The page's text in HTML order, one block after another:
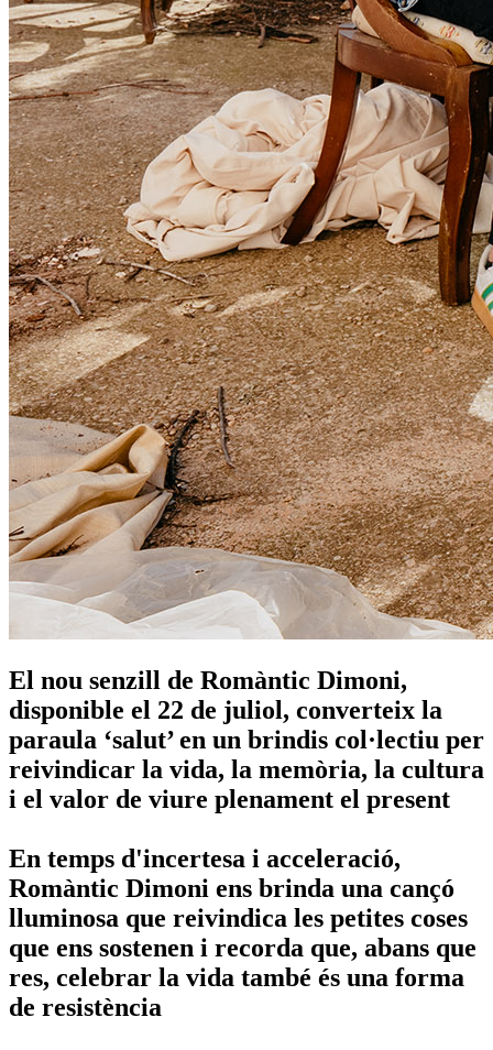
El nou senzill de Romàntic Dimoni,
disponible el 22 de juliol, converteix la
paraula ‘salut’ en un brindis col·lectiu per
reivindicar la vida, la memòria, la cultura
i el valor de viure plenament el present
En temps d'incertesa i acceleració,
Romàntic Dimoni ens brinda una cançó
lluminosa que reivindica les petites coses
que ens sostenen i recorda que, abans que
res, celebrar la vida també és una forma
de resistència